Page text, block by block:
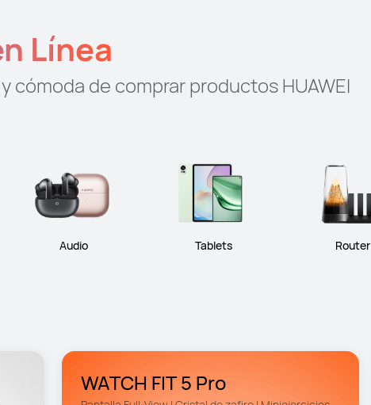
Línea
cómoda de comprar productos HUAWEI
Audio Tablets Router
WATCH FIT 5 Pro